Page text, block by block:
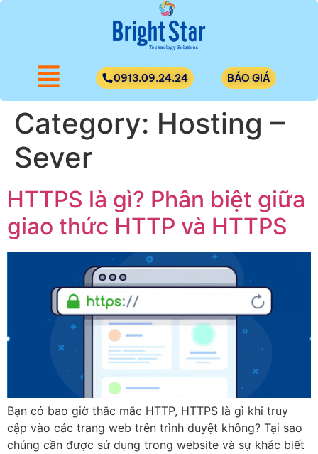
0913.09.24.24 BÁO GIÁ
Category: Hosting –
Sever
HTTPS là gì? Phân biệt giữa
giao thức HTTP và HTTPS
Bạn có bao giờ thắc mắc HTTP, HTTPS là gì khi truy
cập vào các trang web trên trình duyệt không? Tại sao
chúng cần được sử dụng trong website và sự khác biết